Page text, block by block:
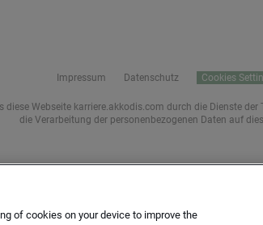
Impressum Datenschutz Cookies
Webseite karriere.akkodis.com durch die Dienste
die Verarbeitung der personenbezogenen Daten auf
of cookies on your device to improve the